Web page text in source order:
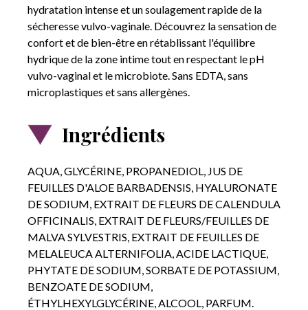
hydratation intense et un soulagement rapide de la
sécheresse vulvo-vaginale. Découvrez la sensation de
confort et de bien-être en rétablissant l'équilibre
hydrique de la zone intime tout en respectant le pH
vulvo-vaginal et le microbiote. Sans EDTA, sans
microplastiques et sans allergènes.
Ingrédients
AQUA, GLYCÉRINE, PROPANEDIOL, JUS DE
FEUILLES D'ALOE BARBADENSIS, HYALURONATE
DE SODIUM, EXTRAIT DE FLEURS DE CALENDULA
OFFICINALIS, EXTRAIT DE FLEURS/FEUILLES DE
MALVA SYLVESTRIS, EXTRAIT DE FEUILLES DE
MELALEUCA ALTERNIFOLIA, ACIDE LACTIQUE,
PHYTATE DE SODIUM, SORBATE DE POTASSIUM,
BENZOATE DE SODIUM,
ÉTHYLHEXYLGLYCÉRINE, ALCOOL, PARFUM.